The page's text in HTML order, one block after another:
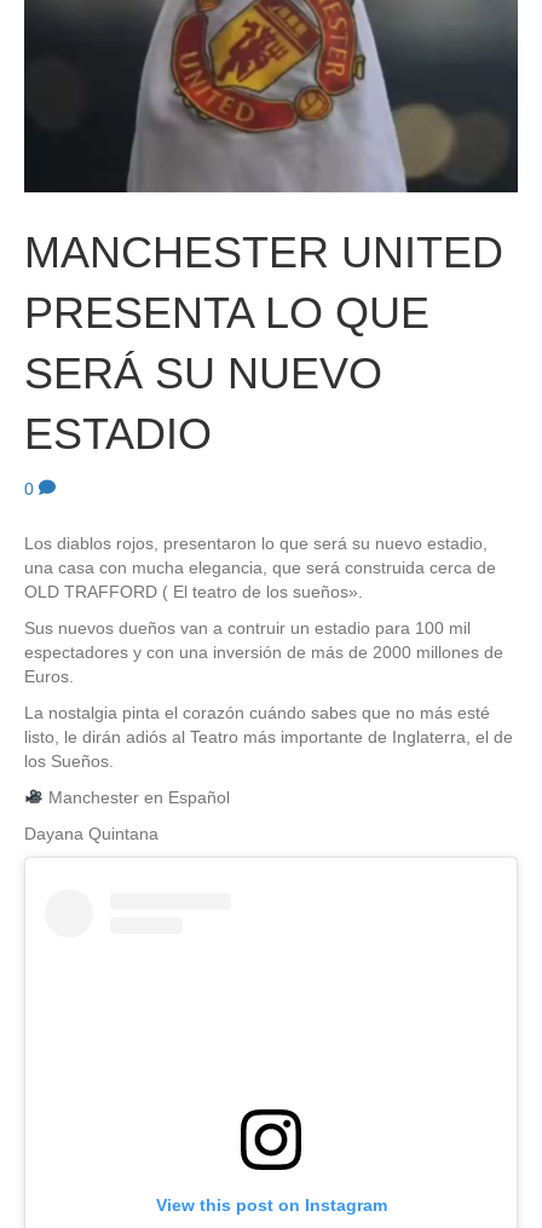
MANCHESTER UNITED
PRESENTA LO QUE
SERÁ SU NUEVO
ESTADIO
0
Los diablos rojos, presentaron lo que será su nuevo estadio,
una casa con mucha elegancia, que será construida cerca de
OLD TRAFFORD ( El teatro de los sueños».
Sus nuevos dueños van a contruir un estadio para 100 mil
espectadores y con una inversión de más de 2000 millones de
Euros.
La nostalgia pinta el corazón cuándo sabes que no más esté
listo, le dirán adiós al Teatro más importante de Inglaterra, el de
los Sueños.
Manchester en Español
Dayana Quintana
View this post on Instagram